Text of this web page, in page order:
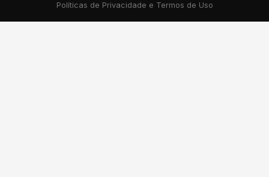
Políticas de Privacidade e Termos de Uso